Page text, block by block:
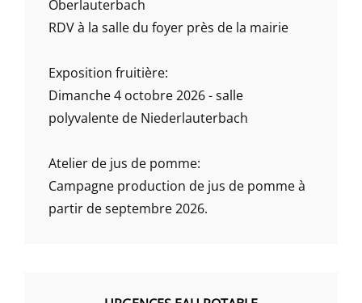
Oberlauterbach
RDV à la salle du foyer près de la mairie
Exposition fruitière:
Dimanche 4 octobre 2026 - salle
polyvalente de Niederlauterbach
Atelier de jus de pomme:
Campagne production de jus de pomme à
partir de septembre 2026.